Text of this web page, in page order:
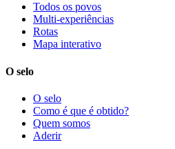
Todos os povos
Multi-experiências
Rotas
Mapa interativo
O selo
O selo
Como é que é obtido?
Quem somos
Aderir